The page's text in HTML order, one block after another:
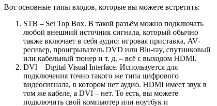
Вот основные типы входов, которые вы можете встретить:
STB – Set Top Box. В такой разъём можно подключать
любой внешний источник сигнала, который обычно
также включает в себя аудио: игровая приставка, AV-
ресивер, проигрыватель DVD или Blu-ray, спутниковый
или кабельный тюнер и т. д. – всё с выходом HDMI.
DVI – Digital Visual Interface. Используется для
подключения точно такого же типа цифрового
видеосигнала, в котором нет аудио. HDMI имеет звук в
том же кабеле, а DVI – нет. То есть, вы можете
подключить свой компьютер или ноутбук и